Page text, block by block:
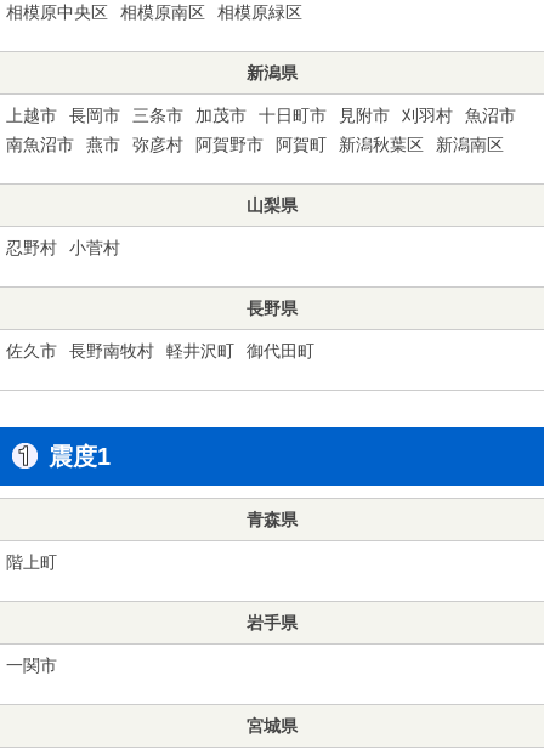
相模原中央区
相模原南区 相模原緑区
新潟県
上越市 長岡市 三条市 加茂市 十日町市 見附市 刈羽村
魚沼市
南魚沼市
燕市 弥彦村 阿賀野市 阿賀町 新潟秋葉区 新潟南区
山梨県
忍野村 小菅村
長野県
佐久市 長野南牧村 軽井沢町 御代田町
震度1
青森県
階上町
岩手県
一関市
宮城県